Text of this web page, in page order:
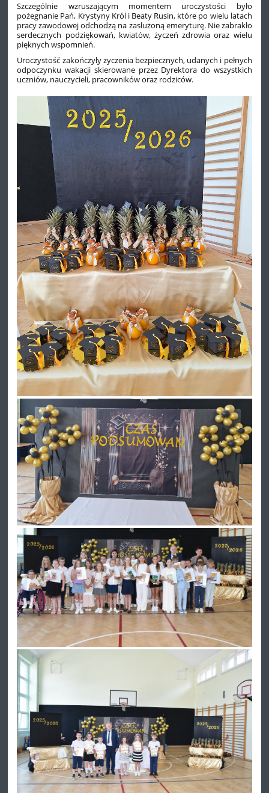
Szczególnie wzruszającym momentem uroczystości było
pożegnanie Pań, Krystyny Król i Beaty Rusin, które po wielu latach
pracy zawodowej odchodzą na zasłużoną emeryturę. Nie zabrakło
serdecznych podziękowań, kwiatów, życzeń zdrowia oraz wielu
pięknych wspomnień.
Uroczystość zakończyły życzenia bezpiecznych, udanych i pełnych
odpoczynku wakacji skierowane przez Dyrektora do wszystkich
uczniów, nauczycieli, pracowników oraz rodziców.